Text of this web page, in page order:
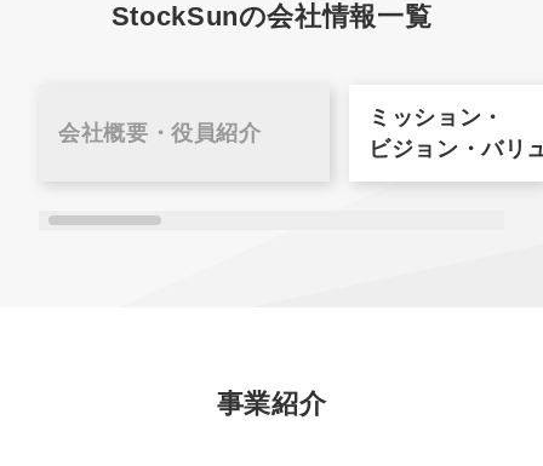
StockSunの会社情報一覧
会社概要・役員紹介
ミッション・
ビジョン・バリ
事業紹介